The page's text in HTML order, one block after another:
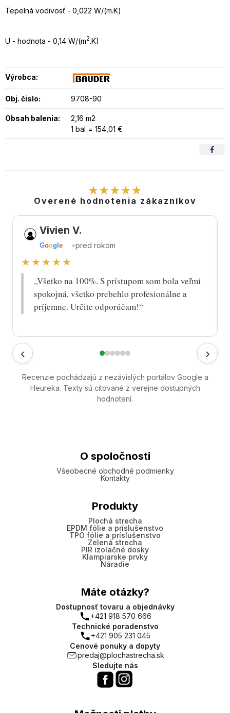
Tepelná vodivosť - 0,022 W/(m.K)
U - hodnota - 0,14 W/(m2.K)
Výrobca:
Obj. čislo: 9708-90
Obsah balenia:
2,16 m2
1 bal = 154,01 €
★★★★★
Overené hodnotenia zákazníkov
‹
Vivien V.
Goog le •pred rokom
★★★★★
„Všetko na 100%. S prístupom som bola veľmi
spokojná, všetko prebehlo profesionálne a
príjemne. Určite odporúčam!“
›
Recenzie pochádzajú z nezávislých portálov Google a
Heureka. Texty sú citované z verejne dostupných
hodnotení.
O spoločnosti
Všeobecné obchodné podmienky
Kontakty
Produkty
Plochá strecha
EPDM fólie a príslušenstvo
TPO fólie a príslušenstvo
Zelená strecha
PIR izolačné dosky
Klampiarske prvky
Náradie
Máte otázky?
Dostupnosť tovaru a objednávky
+421 918 570 666
Technické poradenstvo
+421 905 231 045
Cenové ponuky a dopyty
predaj@plochastrecha.sk
Sledujte nás